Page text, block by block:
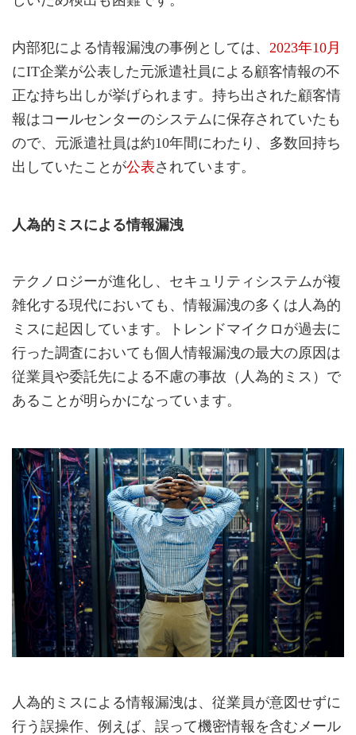
内部犯による情報漏洩の事例としては、 2023年10月
にIT企業が公表した元派遣社員による顧客情報の不
正な持ち出しが挙げられます。持ち出された顧客情
報はコールセンターのシステムに保存されていたも
ので、元派遣社員は約10年間にわたり、多数回持ち
出していたことが公表されています。
人為的ミスによる情報漏洩
テクノロジーが進化し、セキュリティシステムが複
雑化する現代においても、情報漏洩の多くは人為的
ミスに起因しています。トレンドマイクロが過去に
行った調査においても個人情報漏洩の最大の原因は
従業員や委託先による不慮の事故（人為的ミス）で
あることが明らかになっています。
人為的ミスによる情報漏洩は、従業員が意図せずに
行う誤操作、例えば、誤って機密情報を含むメール